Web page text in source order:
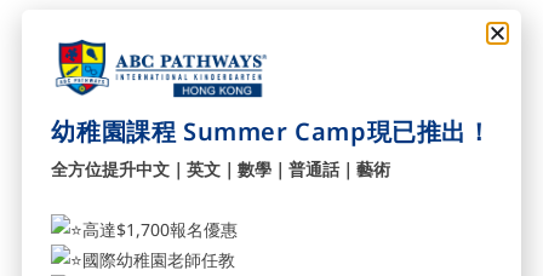
幼稚園課程 Summer Camp現已推出！
全方位提升中文｜英文｜數學｜普通話｜藝術
高達$1,700報名優惠
國際幼稚園老師任教